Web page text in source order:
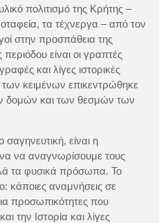
πολιτισμό της Κρήτης –
τα τέχνεργα – από τον
στην προσπάθεια της
είναι οι γραπτές
και λίγες ιστορικές
κειμένων επικεντρώθηκε
δομών και των θεσμών των
είναι η
να αναγνωρίσουμε τους
τα φυσικά πρόσωπα. Το
κάποιες αναμνήσεις σε
προσωπικότητες που
την Ιστορία και λίγες